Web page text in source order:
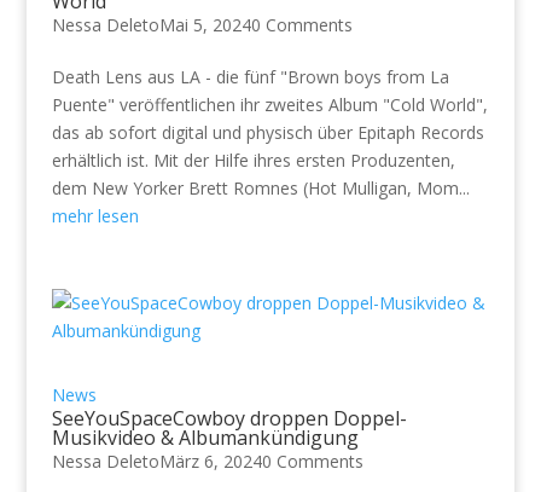
Nessa DeletoMai 5, 20240 Comments
Death Lens aus LA - die fünf "Brown boys from La
Puente" veröffentlichen ihr zweites Album "Cold World",
das ab sofort digital und physisch über Epitaph Records
erhältlich ist. Mit der Hilfe ihres ersten Produzenten,
dem New Yorker Brett Romnes (Hot Mulligan, Mom...
mehr lesen
News
SeeYouSpaceCowboy droppen Doppel-
Musikvideo & Albumankündigung
Nessa DeletoMärz 6, 20240 Comments